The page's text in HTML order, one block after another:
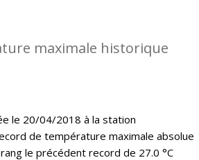
maximale historique
le 20/04/2018 à la station
de température maximale absolue
le précédent record de 27.0 °C